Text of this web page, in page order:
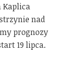
Kaplica
nad
prognozy
19 lipca.